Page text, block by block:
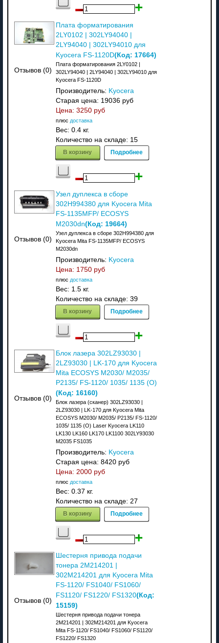
Отзывов (0)
Плата форматирования
2LY0102 | 302LY94040 |
2LY94040 | 302LY94010 для
Kyocera FS-1120D(Код: 17664)
Плата форматирования 2LY0102 |
302LY94040 | 2LY94040 | 302LY94010 для
Kyocera FS-1120D
Производитель: Kyocera
Старая цена: 19036 руб
Цена: 3250 руб
плюс доставка
Вес: 0.4 кг.
Количество на складе: 15
В корзину Подробнее
Отзывов (0)
Узел дуплекса в сборе
302H994380 для Kyocera Mita
FS-1135MFP/ ECOSYS
M2030dn(Код: 19664)
Узел дуплекса в сборе 302H994380 для
Kyocera Mita FS-1135MFP/ ECOSYS
M2030dn
Производитель: Kyocera
Цена: 1750 руб
плюс доставка
Вес: 1.5 кг.
Количество на складе: 39
В корзину Подробнее
Отзывов (0)
Блок лазера 302LZ93030 |
2LZ93030 | LK-170 для Kyocera
Mita ECOSYS M2030/ M2035/
P2135/ FS-1120/ 1035/ 1135 (О)
(Код: 16160)
Блок лазера (сканер) 302LZ93030 |
2LZ93030 | LK-170 для Kyocera Mita
ECOSYS M2030/ M2035/ P2135/ FS-1120/
1035/ 1135 (О) Laser Kyocera LK110
LK130 LK160 LK170 LK1100 302LY93030
M2035 FS1035
Производитель: Kyocera
Старая цена: 8420 руб
Цена: 2000 руб
плюс доставка
Вес: 0.37 кг.
Количество на складе: 27
В корзину Подробнее
Отзывов (0)
Шестерня привода подачи
тонера 2M214201 |
302M214201 для Kyocera Mita
FS-1120/ FS1040/ FS1060/
FS1120/ FS1220/ FS1320(Код:
15159)
Шестерня привода подачи тонера
2M214201 | 302M214201 для Kyocera
Mita FS-1120/ FS1040/ FS1060/ FS1120/
FS1220/ FS1320